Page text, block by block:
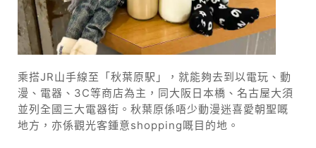
乘搭JR山手線至「秋葉原駅」，就能夠去到以電玩、動
漫、電器、3C等商店為主，同大阪日本橋、名古屋大須
並列全國三大電器街。秋葉原係唔少動漫迷喜愛朝聖嘅
地方，亦係觀光客鍾意shopping嘅目的地。